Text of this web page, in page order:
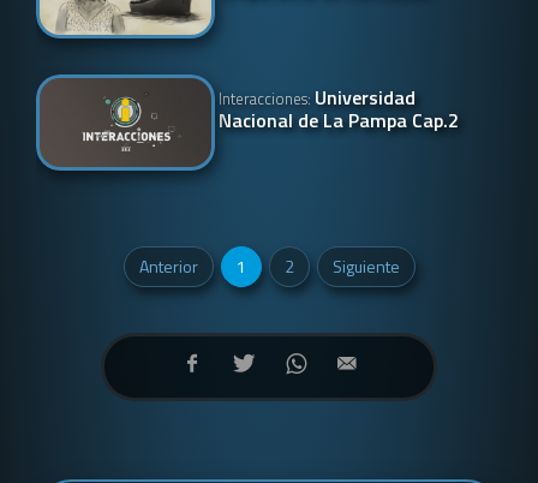
Interacciones: Universidad
Nacional de La Pampa Cap.2
Anterior 1 2 Siguiente